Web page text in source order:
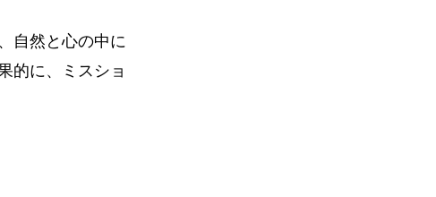
自然と心の中に
的に、ミスショ